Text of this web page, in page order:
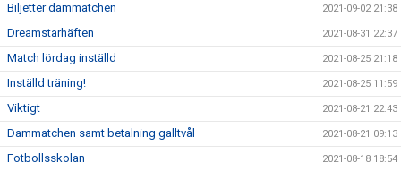
Biljetter dammatchen 2021-09-02 21:38
Dreamstarhäften 2021-08-31 22:37
Match lördag inställd 2021-08-25 21:18
Inställd träning! 2021-08-25 11:59
Viktigt 2021-08-21 22:43
Dammatchen samt betalning galltvål 2021-08-21 09:13
Fotbollsskolan 2021-08-18 18:54